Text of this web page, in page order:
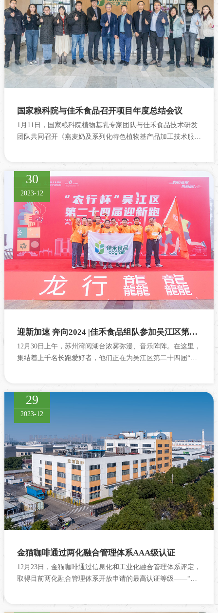
国家粮科院与佳禾食品召开项目年度总结会议
1月11日，国家粮科院植物基乳专家团队与佳禾食品技术研发
团队共同召开《燕麦奶及系列化特色植物基产品加工技术服务
30
2023-12
迎新加速 奔向2024 |佳禾食品组队参加吴江区第二十四届“农行杯”迎新跑活动
12月30日上午，苏州湾阅湖台浓雾弥漫、音乐阵阵。在这里，
集结着上千名长跑爱好者，他们正在为吴江区第二十四届“农
29
2023-12
金猫咖啡通过两化融合管理体系AAA级认证
12月23日，金猫咖啡通过信息化和工业化融合管理体系评定，
取得目前两化融合管理体系开放申请的最高认证等级——“两